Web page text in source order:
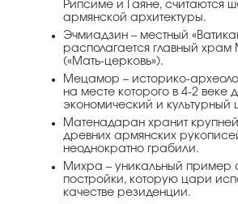
Рипсиме и Гаяне, считаются
армянской архитектуры.
Эчмиадзин – местный
располагается главный
(«Мать-церковь»).
Мецамор – историко-
на месте которого в 4-2 веке
экономический и культурный
Матенадаран хранит
древних армянских
неоднократно грабили.
Михра – уникальный пример
постройки, которую цари
качестве резиденции.